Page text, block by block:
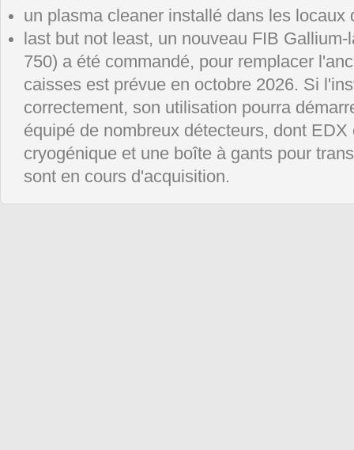
un plasma cleaner installé dans les locaux
last but not least, un nouveau FIB
750) a été commandé, pour remplacer
caisses est prévue en octobre 2026. Si
correctement, son utilisation pourra
équipé de nombreux détecteurs, dont
cryogénique et une boîte à gants pour
sont en cours d'acquisition.